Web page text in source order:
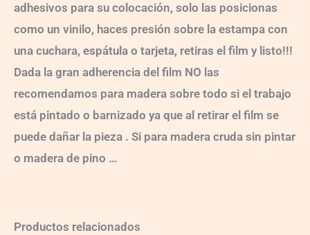
adhesivos para su colocación, solo las posicionas
como un vinilo, haces presión sobre la estampa con
una cuchara, espátula o tarjeta, retiras el film y listo!!!
Dada la gran adherencia del film NO las
recomendamos para madera sobre todo si el trabajo
está pintado o barnizado ya que al retirar el film se
puede dañar la pieza . Si para madera cruda sin pintar
o madera de pino …
Productos relacionados